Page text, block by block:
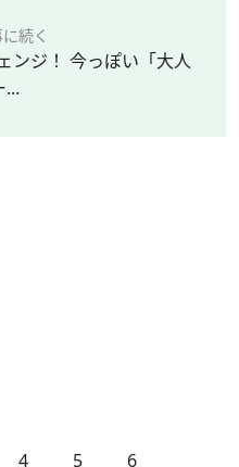
続く
ンジ！ 今っぽい「大人
...
4 5 6